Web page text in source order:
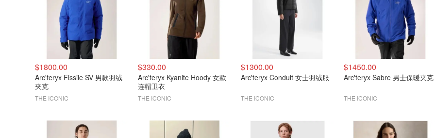
$1800.00
Arc'teryx Fissile SV 男款羽绒
夹克
THE ICONIC
$330.00
Arc'teryx Kyanite Hoody 女款
连帽卫衣
THE ICONIC
$1300.00
Arc'teryx Conduit 女士羽绒服
THE ICONIC
$1450.00
Arc'teryx Sabre 男士保暖夹克
THE ICONIC